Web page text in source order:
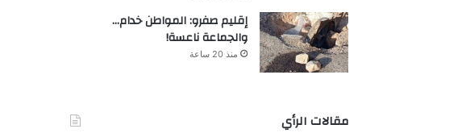
إقليم صفرو: المواطن خدام…
والجماعة ناعسة!
منذ 20 ساعة
مقالات الرأي